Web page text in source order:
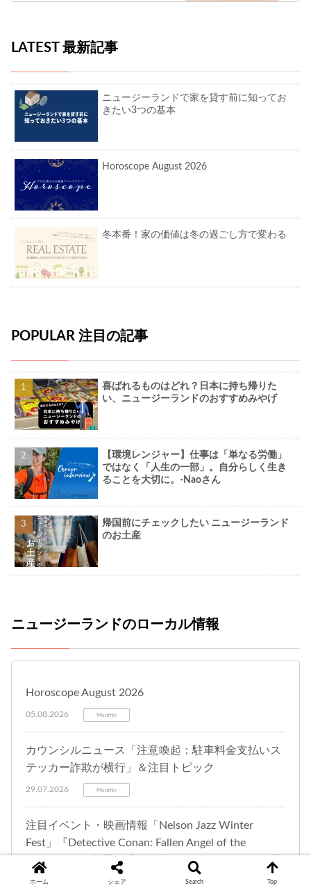
LATEST 最新記事
ニュージーランドで家を貸す前に知ってお
きたい3つの基本
Horoscope August 2026
冬本番！家の価値は冬の過ごし方で変わる
POPULAR 注目の記事
喜ばれるものはどれ？日本に持ち帰りた
い、ニュージーランドのおすすめみやげ
【環境レンジャー】仕事は「単なる労働」
ではなく「人生の一部」。自分らしく生き
ることを大切に。-Naoさん
帰国前にチェックしたい ニュージーランド
のお土産
ニュージーランドのローカル情報
Horoscope August 2026
05.08.2026 Monthly
カウンシルニュース「注意喚起：駐車料金支払いス
テッカー詐欺が横行」＆注目トピック
29.07.2026 Monthly
注目イベント・映画情報「Nelson Jazz Winter
Fest」『Detective Conan: Fallen Angel of the
Highway』（邦題：『名探偵コナン ハイウェイの堕
天使』）ほか
ホーム シェア Search Top